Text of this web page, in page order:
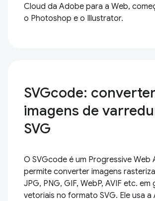
Cloud da Adobe para a Web,
o Photoshop e o Illustrator.
SVGcode: converter
imagens de
SVG
O SVGcode é um Progressive Web
permite converter imagens
JPG, PNG, GIF, WebP, AVIF etc.
vetoriais no formato SVG. Ele usa a